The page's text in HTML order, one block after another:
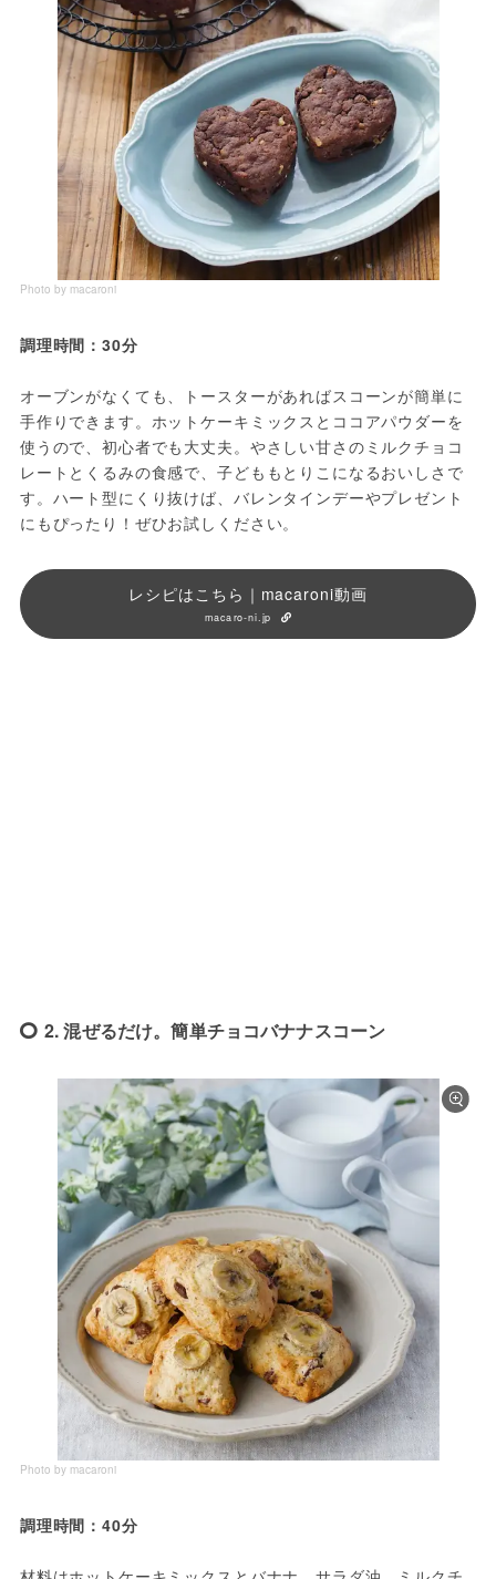
Photo by macaroni
調理時間：30分
オーブンがなくても、トースターがあればスコーンが簡単に
手作りできます。ホットケーキミックスとココアパウダーを
使うので、初心者でも大丈夫。やさしい甘さのミルクチョコ
レートとくるみの食感で、子どももとりこになるおいしさで
す。ハート型にくり抜けば、バレンタインデーやプレゼント
にもぴったり！ぜひお試しください。
レシピはこちら｜macaroni動画
macaro-ni.jp
2. 混ぜるだけ。簡単チョコバナナスコーン
Photo by macaroni
調理時間：40分